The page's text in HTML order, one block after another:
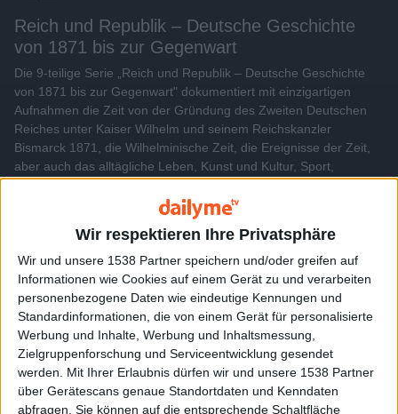
Wir respektieren Ihre Privatsphäre
Wir und unsere 1538 Partner speichern und/oder greifen auf
Informationen wie Cookies auf einem Gerät zu und verarbeiten
personenbezogene Daten wie eindeutige Kennungen und
Standardinformationen, die von einem Gerät für personalisierte
Werbung und Inhalte, Werbung und Inhaltsmessung,
Zielgruppenforschung und Serviceentwicklung gesendet
werden. Mit Ihrer Erlaubnis dürfen wir und unsere 1538 Partner
über Gerätescans genaue Standortdaten und Kenndaten
abfragen. Sie können auf die entsprechende Schaltfläche
Reich und Republik – Deutsche Geschichte
von 1871 bis zur Gegenwart
Die 9-teilige Serie „Reich und Republik – Deutsche Geschichte
von 1871 bis zur Gegenwart" dokumentiert mit einzigartigen
Aufnahmen die Zeit von der Gründung des Zweiten Deutschen
Reiches unter Kaiser Wilhelm und seinem Reichskanzler
Bismarck 1871, die Wilhelminische Zeit, die Ereignisse der Zeit,
aber auch das alltägliche Leben, Kunst und Kultur, Sport,
bereitgestellt von: PLAION PICTURES GmbH, Lochhamer Str. 9,
Videos